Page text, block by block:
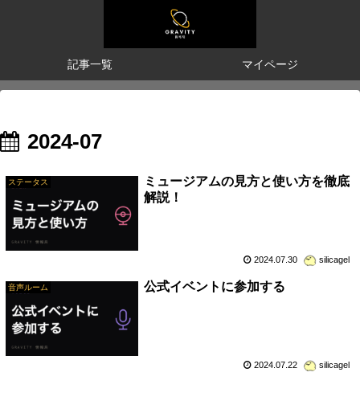
記事一覧 マイページ
2024-07
ステータス
ミュージアムの見方と使い方を徹底
解説！
2024.07.30 silicagel
音声ルーム 公式イベントに参加する
2024.07.22 silicagel